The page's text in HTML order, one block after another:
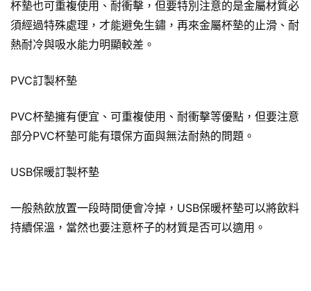
杯墊也可重複使用、耐衝擊，但要特別注意的是金屬材質必
須經過特殊處理，才能避免生鏽，再來金屬杯墊的止滑、耐
熱耐冷與吸水能力明顯較差。
PVC訂製杯墊
PVC杯墊擁有便宜、可重複使用、耐衝擊等優點，但要注意
部分PVC杯墊可能有環保方面與無法耐熱的問題。
USB保暖訂製杯墊
一般熱飲放置一段時間便會冷掉，USB保暖杯墊可以將飲料
持續保溫，當然也要注意杯子的材質是否可以適用。